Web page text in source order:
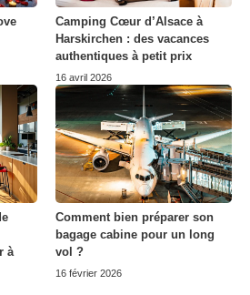
Camping Cœur d’Alsace à
Harskirchen : des vacances
authentiques à petit prix
16 avril 2026
à
Comment bien préparer son
bagage cabine pour un long
vol ?
16 février 2026